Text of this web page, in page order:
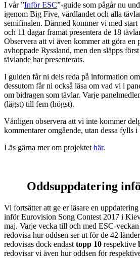
I vår ”Inför ESC”-guide som pågår nu
igenom Big Five, värdlandet och alla
semifinalen. Därmed kommer vi med start
och 11 dagar framåt presentera de 18
Observera att vi även kommer att göra en
avhoppade Ryssland, men den släpps
tävlande har presenterats.
I guiden får ni dels reda på information
dessutom får ni också läsa om vad vi i
om bidragen som tävlar. Varje
(lägst) till fem (högst).
Vänligen observera att vi inte kommer
kommentarer omgående, utan dessa fylls
Läs gärna mer om projektet här.
Oddsuppdatering
Vi fortsätter att ge er läsare en
inför Eurovision Song Contest 2017 i
maj. Varje vecka till och med ESC-
redovisa hur oddsen ser ut för de 42
redovisas dock endast topp 10 respektive
redovisar vi även hur oddsen för